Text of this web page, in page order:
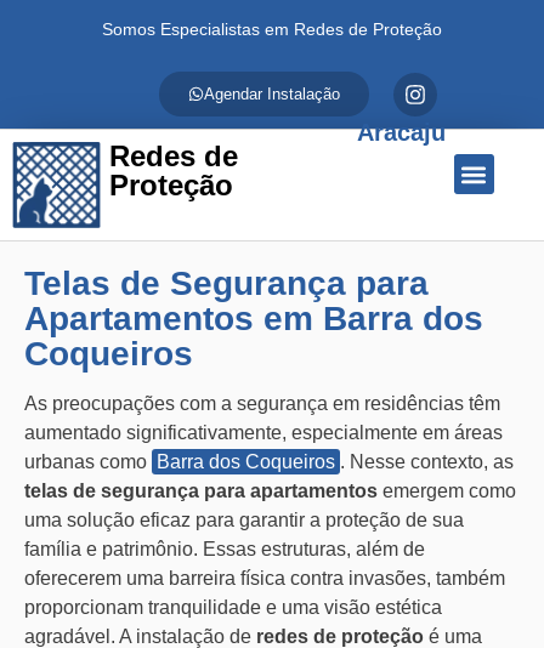
Somos Especialistas em Redes de Proteção
Agendar Instalação
Redes de
Proteção
Aracaju
Telas de Segurança para
Apartamentos em Barra dos
Coqueiros
As preocupações com a segurança em residências têm
aumentado significativamente, especialmente em áreas
urbanas como Barra dos Coqueiros . Nesse contexto, as
telas de segurança para apartamentos emergem como
uma solução eficaz para garantir a proteção de sua
família e patrimônio. Essas estruturas, além de
oferecerem uma barreira física contra invasões, também
proporcionam tranquilidade e uma visão estética
agradável. A instalação de redes de proteção é uma